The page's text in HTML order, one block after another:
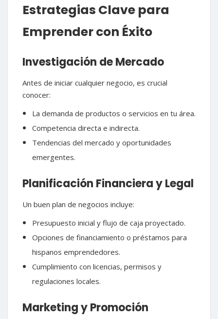
Estrategias Clave para
Emprender con Éxito
Investigación de Mercado
Antes de iniciar cualquier negocio, es crucial
conocer:
La demanda de productos o servicios en tu área.
Competencia directa e indirecta.
Tendencias del mercado y oportunidades
emergentes.
Planificación Financiera y Legal
Un buen plan de negocios incluye:
Presupuesto inicial y flujo de caja proyectado.
Opciones de financiamiento o préstamos para
hispanos emprendedores.
Cumplimiento con licencias, permisos y
regulaciones locales.
Marketing y Promoción